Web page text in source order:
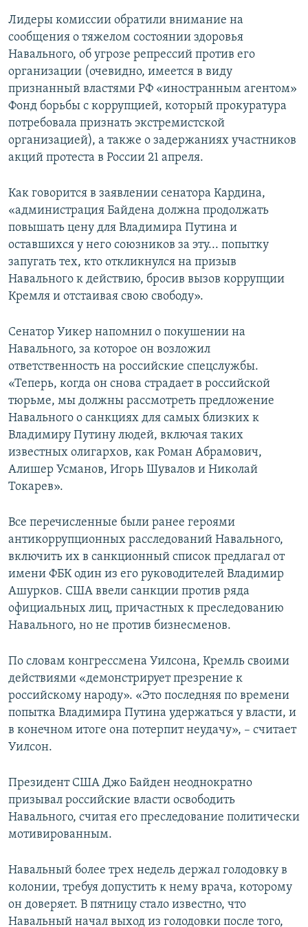
Лидеры комиссии обратили внимание на
сообщения о тяжелом состоянии здоровья
Навального, об угрозе репрессий против его
организации (очевидно, имеется в виду
признанный властями РФ «иностранным агентом»
Фонд борьбы с коррупцией, который прокуратура
потребовала признать экстремистской
организацией), а также о задержаниях участников
акций протеста в России 21 апреля.
Как говорится в заявлении сенатора Кардина,
«администрация Байдена должна продолжать
повышать цену для Владимира Путина и
оставшихся у него союзников за эту... попытку
запугать тех, кто откликнулся на призыв
Навального к действию, бросив вызов коррупции
Кремля и отстаивая свою свободу».
Сенатор Уикер напомнил о покушении на
Навального, за которое он возложил
ответственность на российские спецслужбы.
«Теперь, когда он снова страдает в российской
тюрьме, мы должны рассмотреть предложение
Навального о санкциях для самых близких к
Владимиру Путину людей, включая таких
известных олигархов, как Роман Абрамович,
Алишер Усманов, Игорь Шувалов и Николай
Токарев».
Все перечисленные были ранее героями
антикоррупционных расследований Навального,
включить их в санкционный список предлагал от
имени ФБК один из его руководителей Владимир
Ашурков. США ввели санкции против ряда
официальных лиц, причастных к преследованию
Навального, но не против бизнесменов.
По словам конгрессмена Уилсона, Кремль своими
действиями «демонстрирует презрение к
российскому народу». «Это последняя по времени
попытка Владимира Путина удержаться у власти, и
в конечном итоге она потерпит неудачу», – считает
Уилсон.
Президент США Джо Байден неоднократно
призывал российские власти освободить
Навального, считая его преследование политически
мотивированным.
Навальный более трех недель держал голодовку в
колонии, требуя допустить к нему врача, которому
он доверяет. В пятницу стало известно, что
Навальный начал выход из голодовки после того,